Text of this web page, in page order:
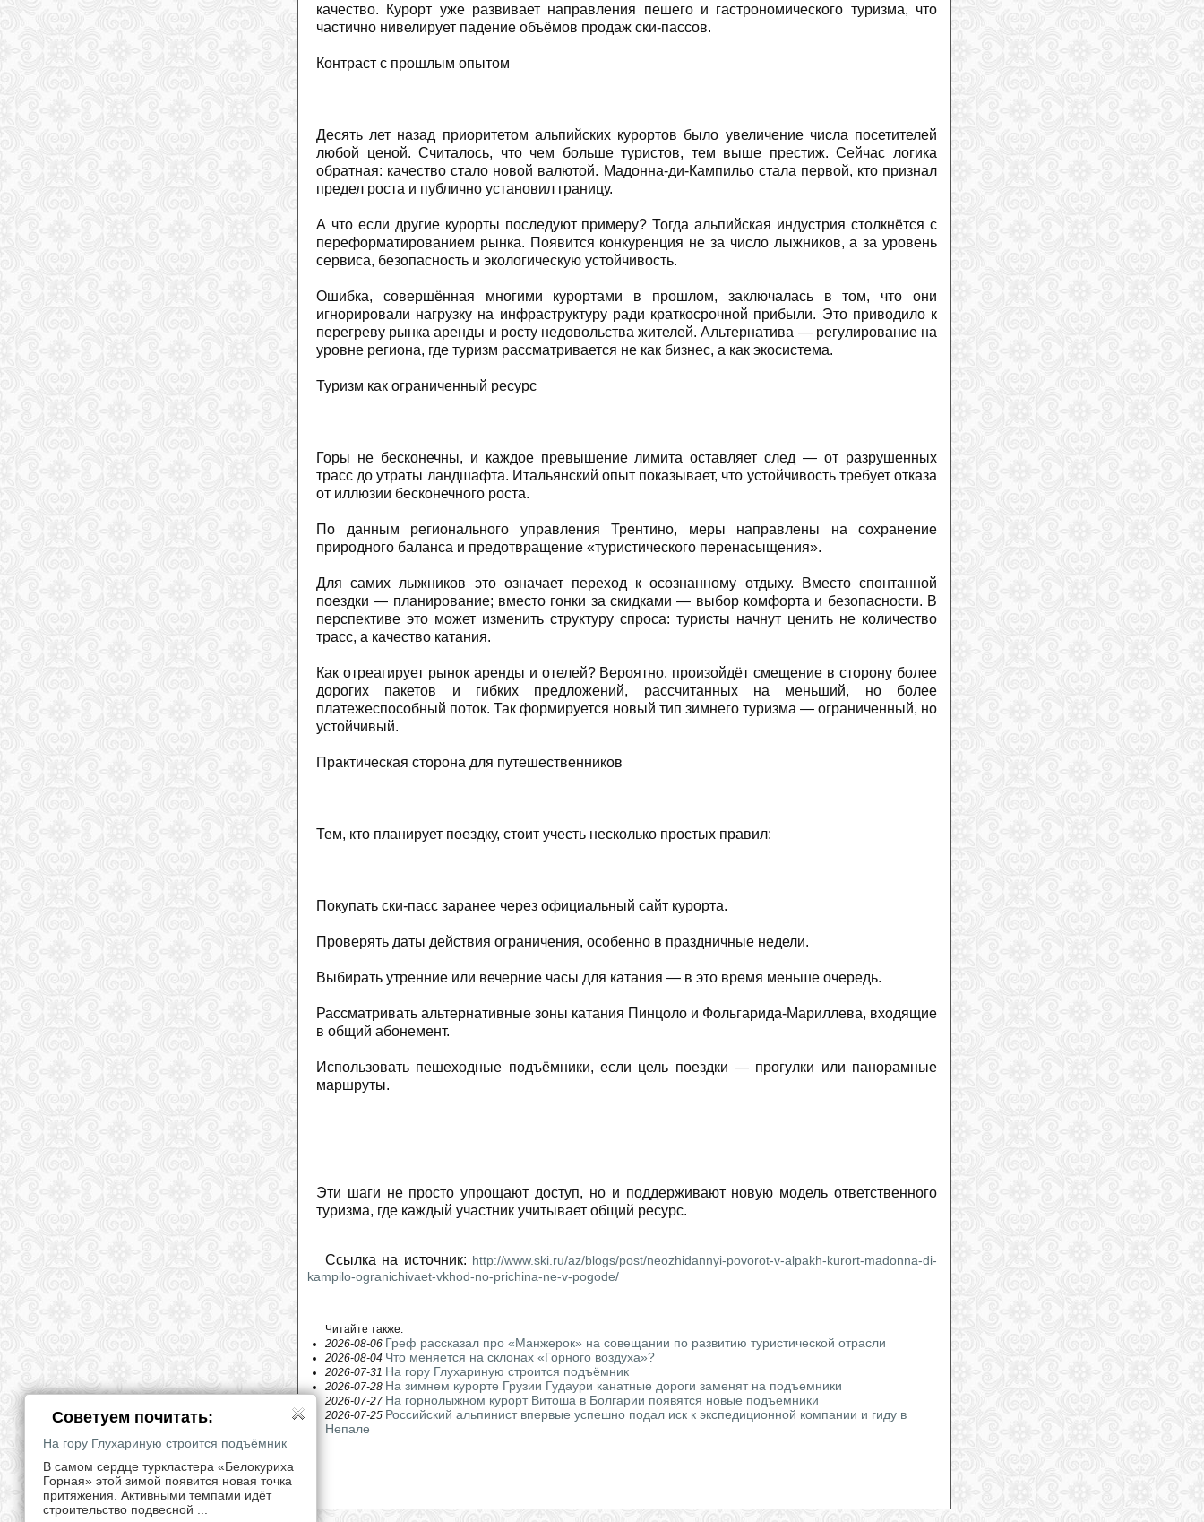
качество. Курорт уже развивает направления пешего и гастрономического туризма, что
частично нивелирует падение объёмов продаж ски-пассов.
Контраст с прошлым опытом
Десять лет назад приоритетом альпийских курортов было увеличение числа посетителей
любой ценой. Считалось, что чем больше туристов, тем выше престиж. Сейчас логика
обратная: качество стало новой валютой. Мадонна-ди-Кампильо стала первой, кто признал
предел роста и публично установил границу.
А что если другие курорты последуют примеру? Тогда альпийская индустрия столкнётся с
переформатированием рынка. Появится конкуренция не за число лыжников, а за уровень
сервиса, безопасность и экологическую устойчивость.
Ошибка, совершённая многими курортами в прошлом, заключалась в том, что они
игнорировали нагрузку на инфраструктуру ради краткосрочной прибыли. Это приводило к
перегреву рынка аренды и росту недовольства жителей. Альтернатива — регулирование на
уровне региона, где туризм рассматривается не как бизнес, а как экосистема.
Туризм как ограниченный ресурс
Горы не бесконечны, и каждое превышение лимита оставляет след — от разрушенных
трасс до утраты ландшафта. Итальянский опыт показывает, что устойчивость требует отказа
от иллюзии бесконечного роста.
По данным регионального управления Трентино, меры направлены на сохранение
природного баланса и предотвращение «туристического перенасыщения».
Для самих лыжников это означает переход к осознанному отдыху. Вместо спонтанной
поездки — планирование; вместо гонки за скидками — выбор комфорта и безопасности. В
перспективе это может изменить структуру спроса: туристы начнут ценить не количество
трасс, а качество катания.
Как отреагирует рынок аренды и отелей? Вероятно, произойдёт смещение в сторону более
дорогих пакетов и гибких предложений, рассчитанных на меньший, но более
платежеспособный поток. Так формируется новый тип зимнего туризма — ограниченный, но
устойчивый.
Практическая сторона для путешественников
Тем, кто планирует поездку, стоит учесть несколько простых правил:
Покупать ски-пасс заранее через официальный сайт курорта.
Проверять даты действия ограничения, особенно в праздничные недели.
Выбирать утренние или вечерние часы для катания — в это время меньше очередь.
Рассматривать альтернативные зоны катания Пинцоло и Фольгарида-Мариллева, входящие
в общий абонемент.
Использовать пешеходные подъёмники, если цель поездки — прогулки или панорамные
маршруты.
Эти шаги не просто упрощают доступ, но и поддерживают новую модель ответственного
туризма, где каждый участник учитывает общий ресурс.
Ссылка на источник: http://www.ski.ru/az/blogs/post/neozhidannyi-povorot-v-alpakh-kurort-madonna-di-
kampilo-ogranichivaet-vkhod-no-prichina-ne-v-pogode/
Читайте также:
2026-08-06 Греф рассказал про «Манжерок» на совещании по развитию туристической отрасли
2026-08-04 Что меняется на склонах «Горного воздуха»?
2026-07-31 На гору Глухариную строится подъёмник
2026-07-28 На зимнем курорте Грузии Гудаури канатные дороги заменят на подъемники
2026-07-27 На горнолыжном курорт Витоша в Болгарии появятся новые подъемники
2026-07-25 Российский альпинист впервые успешно подал иск к экспедиционной компании и гиду в
Непале
Советуем почитать:
На гору Глухариную строится подъёмник
В самом сердце туркластера «Белокуриха
Горная» этой зимой появится новая точка
притяжения. Активными темпами идёт
строительство подвесной ...